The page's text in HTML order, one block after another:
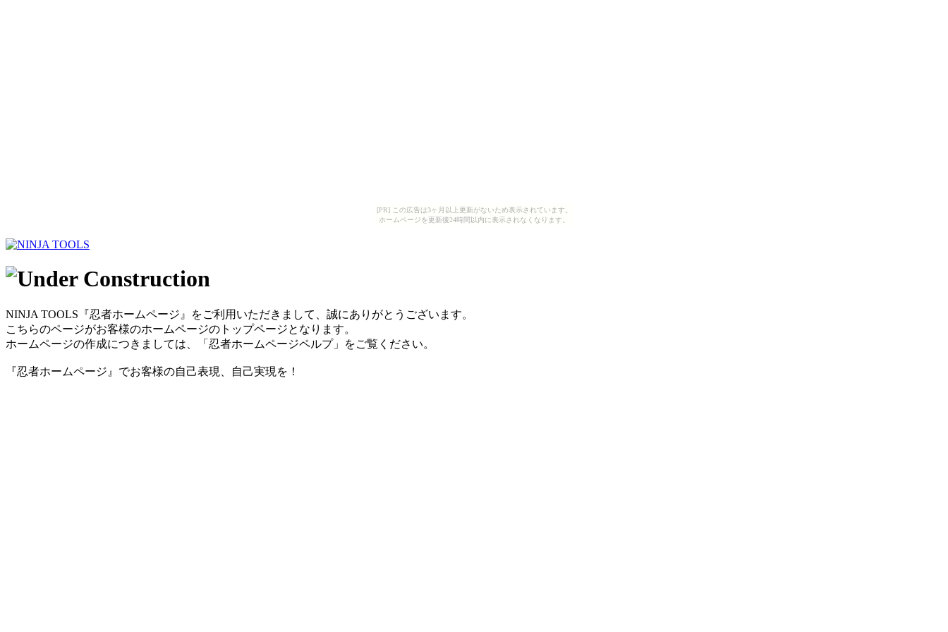
[PR] この広告は3ヶ月以上更新がないため表示されています。
ホームページを更新後24時間以内に表示されなくなります。
NINJA TOOLS『忍者ホームページ』をご利用いただきまして、誠にありがとうございます。
こちらのページがお客様のホームページのトップページとなります。
ホームページの作成につきましては、「忍者ホームページペルプ」をご覧ください。
『忍者ホームページ』でお客様の自己表現、自己実現を！